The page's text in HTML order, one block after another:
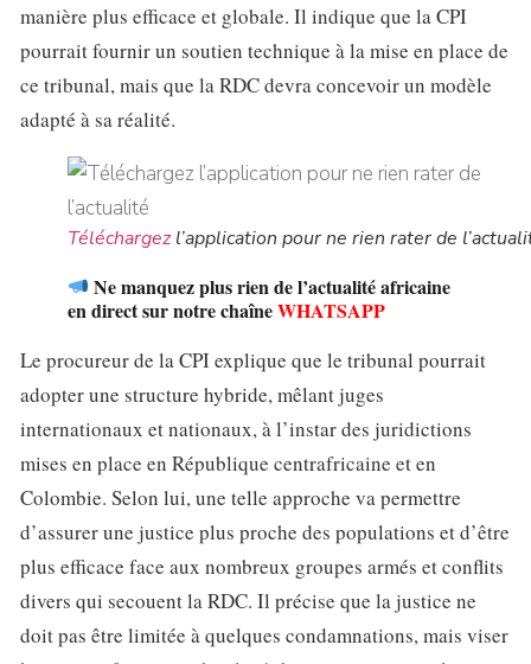
manière plus efficace et globale. Il indique que la CPI
pourrait fournir un soutien technique à la mise en place de
ce tribunal, mais que la RDC devra concevoir un modèle
adapté à sa réalité.
Téléchargezl’application pour ne rien rater de
Ne manquez plus rien de l’actualité africaine
en direct sur notre chaîneWHATSAPP
Le procureur de la CPI explique que le tribunal pourrait
adopter une structure hybride, mêlant juges
internationaux et nationaux, à l’instar des juridictions
mises en place en République centrafricaine et en
Colombie. Selon lui, une telle approche va permettre
d’assurer une justice plus proche des populations et d’être
plus efficace face aux nombreux groupes armés et conflits
divers qui secouent la RDC. Il précise que la justice ne
doit pas être limitée à quelques condamnations, mais viser